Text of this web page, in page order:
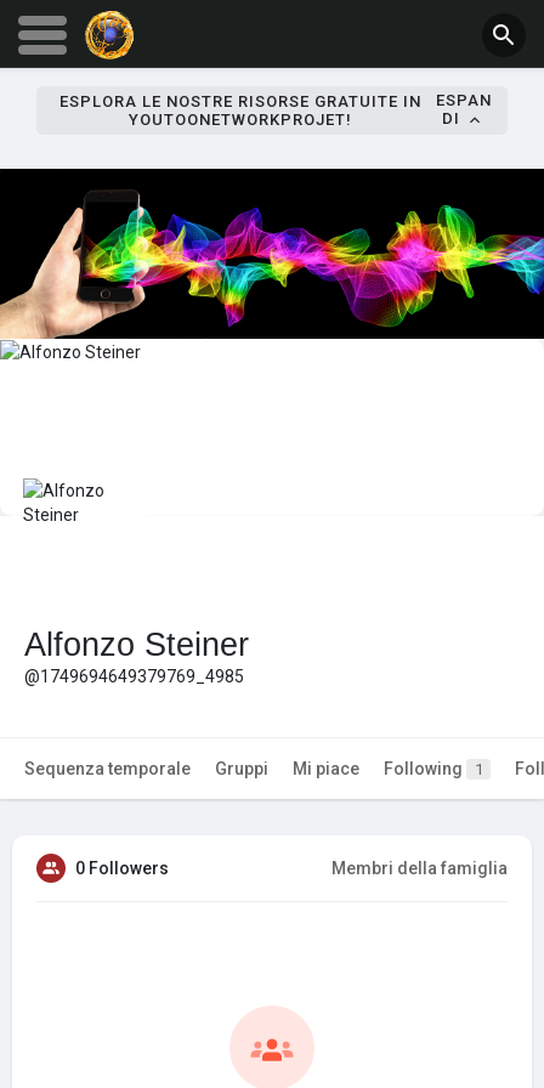
ESPLORA LE NOSTRE RISORSE GRATUITE IN
YOUTOONETWORKPROJET!
ESPAN
DI
Alfonzo Steiner
@1749694649379769_4985
Sequenza temporale Gruppi Mi piace Following 1
0 Followers Membri della famiglia